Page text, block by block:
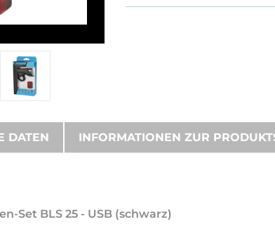
DATEN INFORMATIONEN ZUR
Set BLS 25 - USB (schwarz)